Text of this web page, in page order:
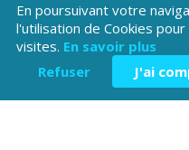
En poursuivant votre
l'utilisation de Cookies
visites. En savoir plus
Refuser
J'ai